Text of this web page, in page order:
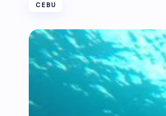
CEBU